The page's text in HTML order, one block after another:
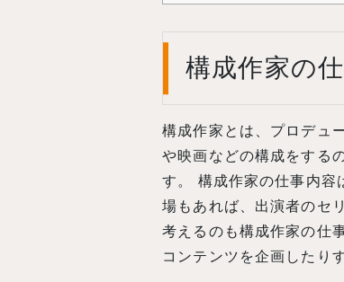
構成作家の
構成作家とは、プロデュ
や映画などの構成をする
す。 構成作家の仕事内容
場もあれば、出演者のセ
考えるのも構成作家の仕
コンテンツを企画したり